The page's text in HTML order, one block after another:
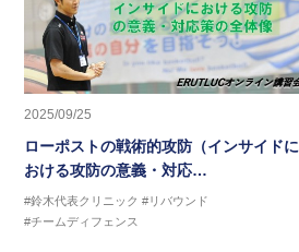
2025/09/25
ローポストの戦術的攻防（インサイドに
おける攻防の意義・対応…
#鈴木代表クリニック #リバウンド
#チームディフェンス